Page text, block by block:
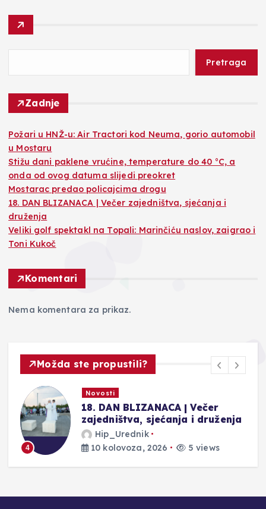
Pretraga
Zadnje
Požari u HNŽ-u: Air Tractori kod Neuma, gorio automobil
u Mostaru
Stižu dani paklene vrućine, temperature do 40 °C, a
onda od ovog datuma slijedi preokret
Mostarac predao policajcima drogu
18. DAN BLIZANACA | Večer zajedništva, sjećanja i
druženja
Veliki golf spektakl na Topali: Marinčiću naslov, zaigrao i
Toni Kukoč
Komentari
Nema komentara za prikaz.
Možda ste propustili?
Novosti
Veliki golf spektakl na Topali:
Marinčiću naslov, zaigrao i Toni
Kukoč
Hip_Urednik